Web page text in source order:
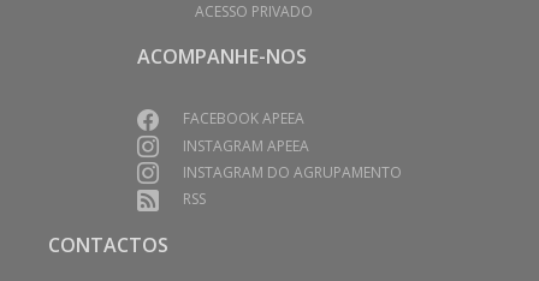
ACESSO PRIVADO
ACOMPANHE-NOS
FACEBOOK APEEA
INSTAGRAM APEEA
INSTAGRAM DO AGRUPAMENTO
RSS
CONTACTOS